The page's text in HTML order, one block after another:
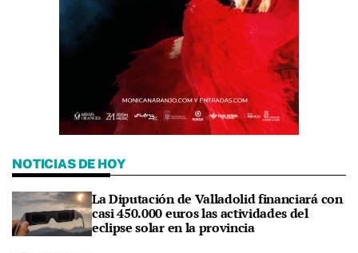
NOTICIAS DE HOY
La Diputación de Valladolid financiará con
casi 450.000 euros las actividades del
eclipse solar en la provincia